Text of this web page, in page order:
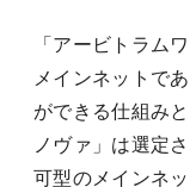
「アービトラム
メインネットで
ができる仕組み
ノヴァ」は選定
可型のメインネ